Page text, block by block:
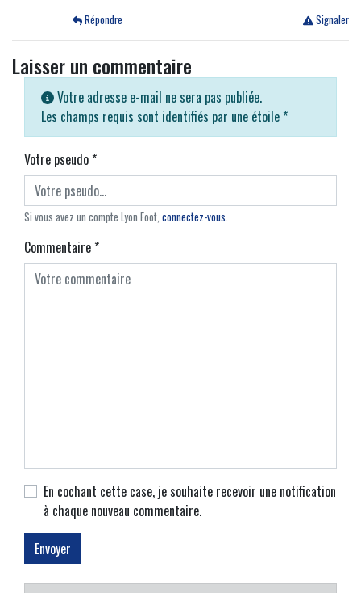
Signaler
Répondre
Laisser un commentaire
Votre adresse e-mail ne sera pas publiée.
Les champs requis sont identifiés par une étoile *
Votre pseudo*
Si vous avez un compte Lyon Foot, connectez-vous.
Commentaire*
En cochant cette case, je souhaite recevoir une notification
à chaque nouveau commentaire.